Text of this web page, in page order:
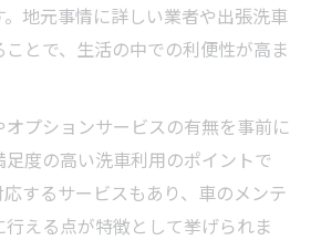
地元事情に詳しい業者や出張洗車
とで、生活の中での利便性が高ま
プションサービスの有無を事前に
度の高い洗車利用のポイントで
するサービスもあり、車のメンテ
える点が特徴として挙げられま